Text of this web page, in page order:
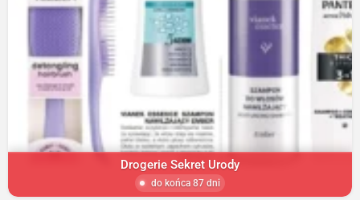
Drogerie Sekret Urody
do końca 87 dni